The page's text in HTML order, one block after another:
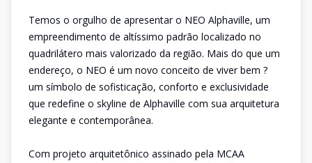
Temos o orgulho de apresentar o NEO Alphaville, um
empreendimento de altíssimo padrão localizado no
quadrilátero mais valorizado da região. Mais do que um
endereço, o NEO é um novo conceito de viver bem ?
um símbolo de sofisticação, conforto e exclusividade
que redefine o skyline de Alphaville com sua arquitetura
elegante e contemporânea.
Com projeto arquitetônico assinado pela MCAA